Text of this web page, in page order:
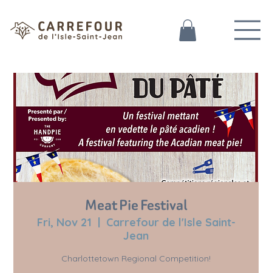
Meat Pie Festival
Fri, Nov 21
  |
Carrefour de l'Isle Saint-
Jean
Charlottetown Regional Competition!